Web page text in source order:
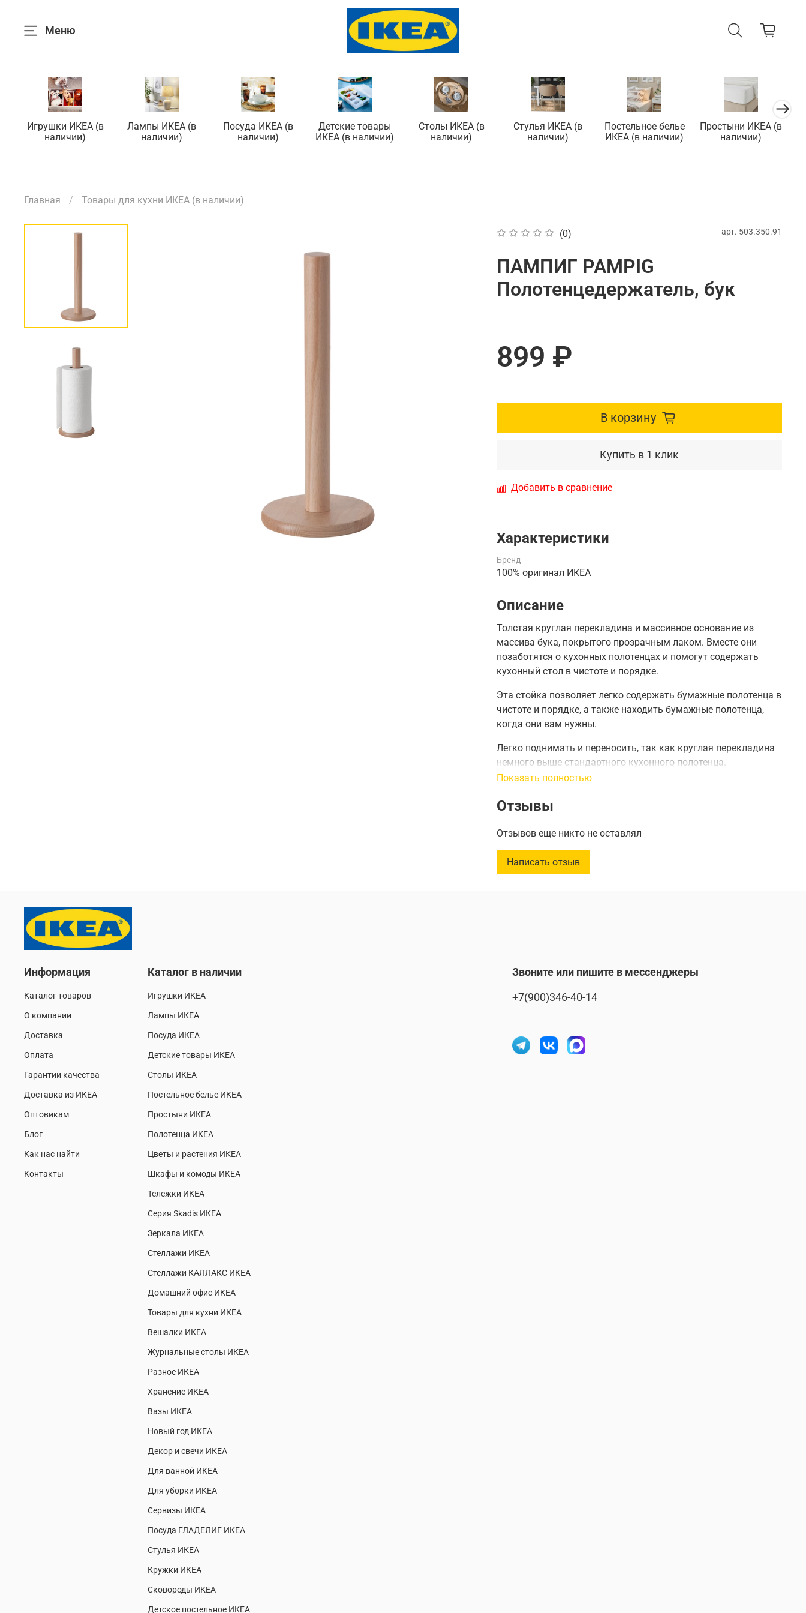
Меню
Игрушки ИКЕА (в
наличии)
Лампы ИКЕА (в
наличии)
Посуда ИКЕА (в
наличии)
Детские товары
ИКЕА (в наличии)
Столы ИКЕА (в
наличии)
Стулья ИКЕА (в
наличии)
Постельное белье
ИКЕА (в наличии)
Простыни ИКЕА (в
наличии)
Главная Товары для кухни ИКЕА (в наличии)
(0) арт. 503.350.91
ПАМПИГ PAMPIG
Полотенцедержатель, бук
899 ₽
В корзину
Купить в 1 клик
Добавить в сравнение
Характеристики
Бренд
100% оригинал ИКЕА
Описание
Толстая круглая перекладина и массивное основание из
массива бука, покрытого прозрачным лаком. Вместе они
позаботятся о кухонных полотенцах и помогут содержать
кухонный стол в чистоте и порядке.
Эта стойка позволяет легко содержать бумажные полотенца в
чистоте и порядке, а также находить бумажные полотенца,
когда они вам нужны.
Легко поднимать и переносить, так как круглая перекладина
немного выше стандартного кухонного полотенца.
Показать полностью
Отзывы
Отзывов еще никто не оставлял
Написать отзыв
Информация
Каталог товаров
О компании
Доставка
Оплата
Гарантии качества
Доставка из ИКЕА
Оптовикам
Блог
Как нас найти
Контакты
Каталог в наличии
Игрушки ИКЕА
Лампы ИКЕА
Посуда ИКЕА
Детские товары ИКЕА
Столы ИКЕА
Постельное белье ИКЕА
Простыни ИКЕА
Полотенца ИКЕА
Цветы и растения ИКЕА
Шкафы и комоды ИКЕА
Тележки ИКЕА
Серия Skadis ИКЕА
Зеркала ИКЕА
Стеллажи ИКЕА
Стеллажи КАЛЛАКС ИКЕА
Домашний офис ИКЕА
Товары для кухни ИКЕА
Вешалки ИКЕА
Журнальные столы ИКЕА
Разное ИКЕА
Хранение ИКЕА
Вазы ИКЕА
Новый год ИКЕА
Декор и свечи ИКЕА
Для ванной ИКЕА
Для уборки ИКЕА
Сервизы ИКЕА
Посуда ГЛАДЕЛИГ ИКЕА
Стулья ИКЕА
Кружки ИКЕА
Сковороды ИКЕА
Детское постельное ИКЕА
Звоните или пишите в мессенджеры
+7(900)346-40-14